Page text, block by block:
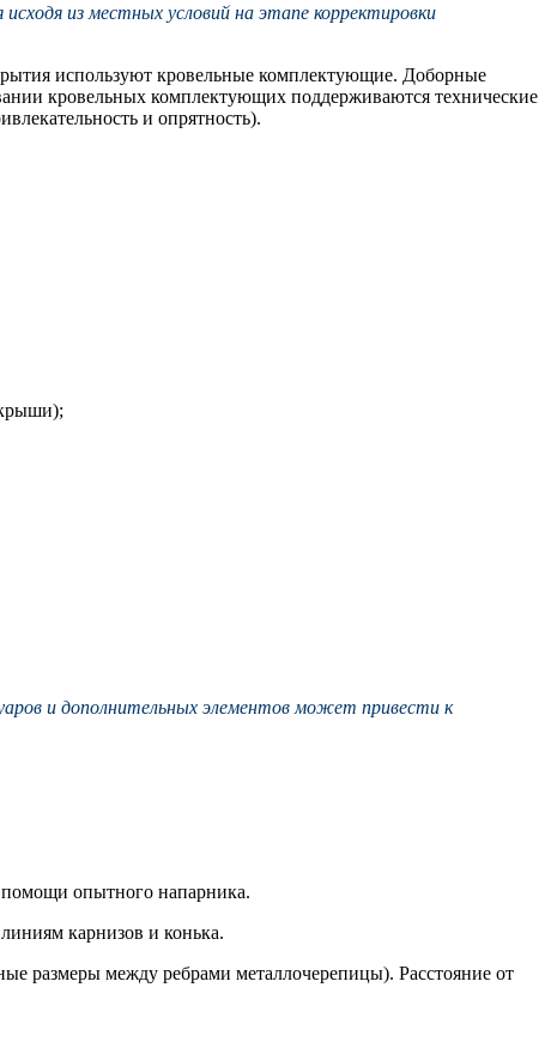
из местных условий на этапе корректировки
используют кровельные комплектующие. Доборные
кровельных комплектующих поддерживаются технические
и опрятность).
и дополнительных элементов может привести к
помощи опытного напарника.
карнизов и конька.
размеры между ребрами металлочерепицы). Расстояние от